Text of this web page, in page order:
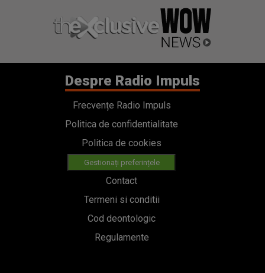
Despre Radio Impuls
Frecvențe Radio Impuls
Politica de confidentialitate
Politica de cookies
Gestionați preferințele
Contact
Termeni si conditii
Cod deontologic
Regulamente